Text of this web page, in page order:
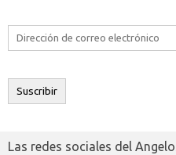
Dirección
electrónico
Suscribir
Las redes sociales del